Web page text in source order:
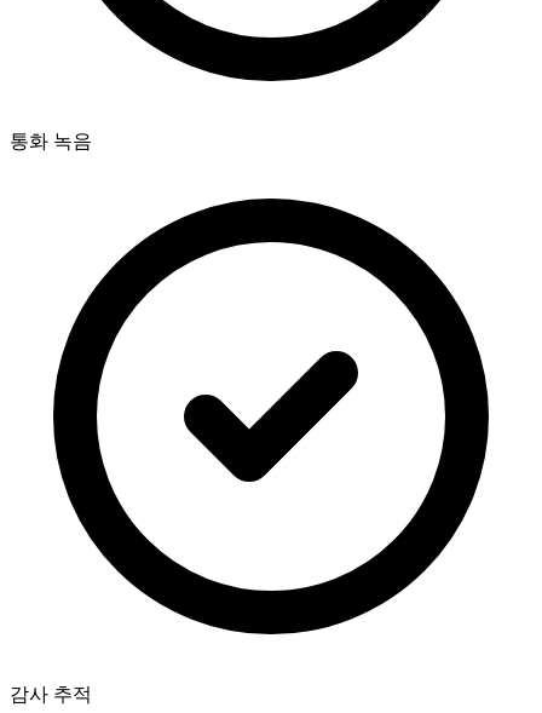
통화 녹음
감사 추적